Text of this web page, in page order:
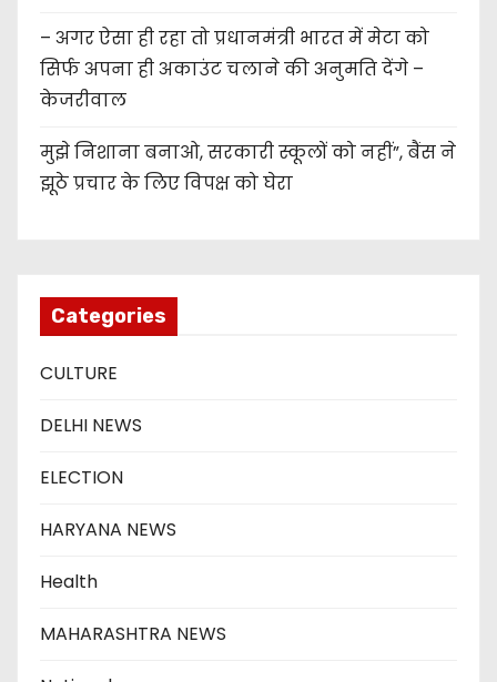
– अगर ऐसा ही रहा तो प्रधानमंत्री भारत में मेटा को
सिर्फ अपना ही अकाउंट चलाने की अनुमति देंगे –
केजरीवाल
मुझे निशाना बनाओ, सरकारी स्कूलों को नहीं”, बैंस ने
झूठे प्रचार के लिए विपक्ष को घेरा
Categories
CULTURE
DELHI NEWS
ELECTION
HARYANA NEWS
Health
MAHARASHTRA NEWS